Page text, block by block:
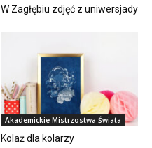
W Zagłębiu zdjęć z uniwersjady
Akademickie Mistrzostwa Świata
Kolaż dla kolarzy